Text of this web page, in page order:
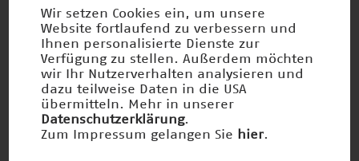
Wir setzen Cookies ein, um unsere
Website fortlaufend zu verbessern und
Ihnen personalisierte Dienste zur
Verfügung zu stellen. Außerdem möchten
wir Ihr Nutzerverhalten analysieren und
dazu teilweise Daten in die USA
übermitteln. Mehr in unserer
Datenschutzerklärung.
Zum Impressum gelangen Sie
hier.